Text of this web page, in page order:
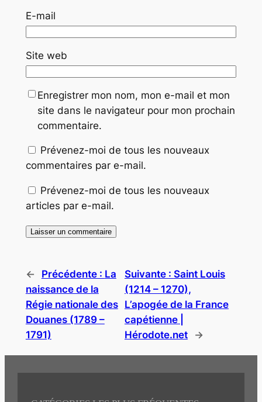
E-mail
Site web
Enregistrer mon nom, mon e-mail et mon
site dans le navigateur pour mon prochain
commentaire.
Prévenez-moi de tous les nouveaux
commentaires par e-mail.
Prévenez-moi de tous les nouveaux
articles par e-mail.
← Précédente : La
naissance de la
Régie nationale des
Douanes (1789 –
1791)
Suivante : Saint Louis
(1214 – 1270),
L’apogée de la France
capétienne |
Hérodote.net
→